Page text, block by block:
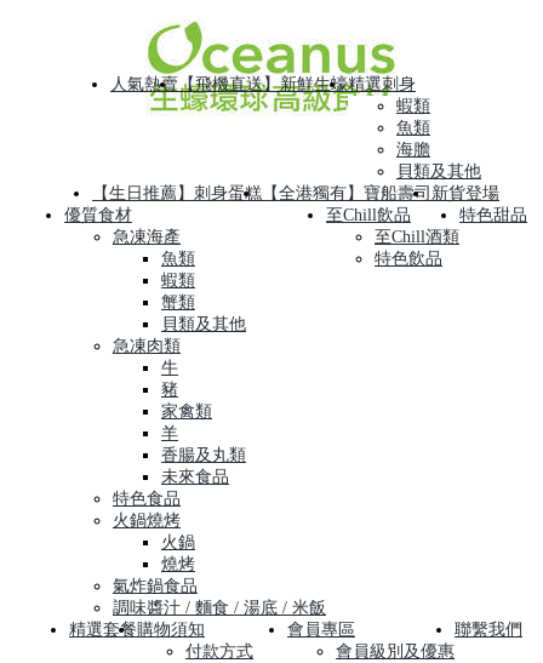
人氣熱賣【飛機直送】新鮮生蠔精選刺身
蝦類
魚類
海膽
貝類及其他
【生日推薦】刺身蛋糕 【全港獨有】寶船壽司 新貨登場
優質食材
急凍海產
魚類
蝦類
蟹類
貝類及其他
急凍肉類
牛
豬
家禽類
羊
香腸及丸類
未來食品
特色食品
火鍋燒烤
火鍋
燒烤
氣炸鍋食品
調味醬汁 / 麵食 / 湯底 / 米飯
至Chill飲品
至Chill酒類
特色飲品
特色甜品
精選套餐購物須知
付款方式
會員專區
會員級別及優惠
聯繫我們